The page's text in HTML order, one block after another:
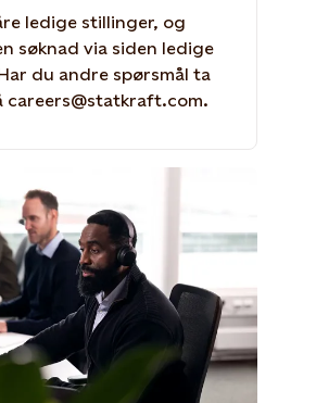
ledige stillinger, og
søknad via siden ledige
du andre spørsmål ta
careers@statkraft.com.